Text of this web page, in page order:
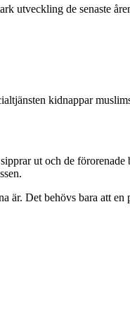
utveckling de senaste
kidnappar
ut och de förorenade
är. Det behövs bara att